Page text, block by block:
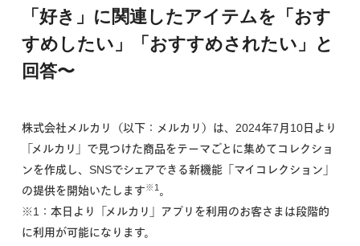
「好き」に関連したアイテムを「おす
すめしたい」「おすすめされたい」と
回答〜
株式会社メルカリ（以下：メルカリ）は、2024年7月10日より
「メルカリ」で見つけた商品をテーマごとに集めてコレクショ
ンを作成し、SNSでシェアできる新機能「マイコレクション」
の提供を開始いたします※1 。
※1：本日より「メルカリ」アプリを利用のお客さまは段階的
に利用が可能になります。